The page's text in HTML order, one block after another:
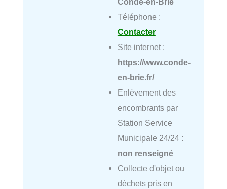
Téléphone :
Contacter
Site internet :
https://www.conde-
en-brie.fr/
Enlèvement des
encombrants par
Station Service
Municipale 24/24 :
non renseigné
Collecte d'objet ou
déchets pris en